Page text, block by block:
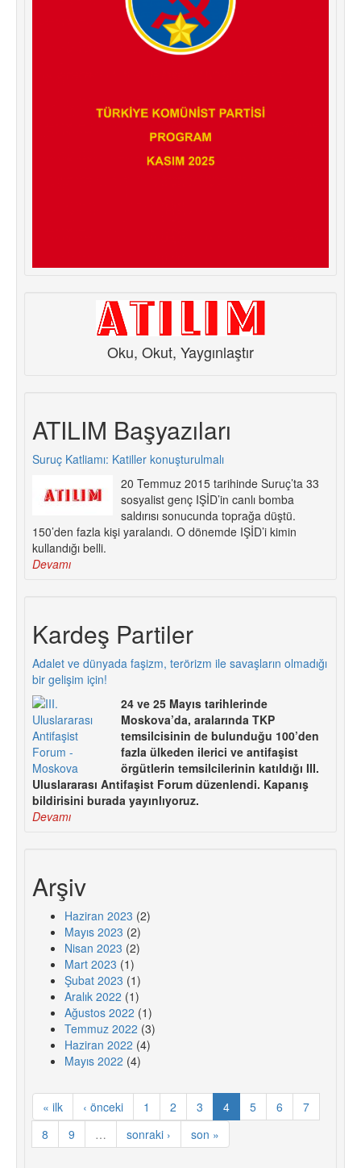
Oku, Okut, Yaygınlaştır
ATILIM Başyazıları
Suruç Katliamı: Katiller konuşturulmalı
20 Temmuz 2015 tarihinde Suruç’ta 33
sosyalist genç IŞİD’in canlı bomba
saldırısı sonucunda toprağa düştü.
150’den fazla kişi yaralandı. O dönemde IŞİD’i kimin
kullandığı belli.
Devamı
Kardeş Partiler
Adalet ve dünyada faşizm, terörizm ile savaşların olmadığı
bir gelişim için!
24 ve 25 Mayıs tarihlerinde
Moskova’da, aralarında TKP
temsilcisinin de bulunduğu 100’den
fazla ülkeden ilerici ve antifaşist
örgütlerin temsilcilerinin katıldığı III.
Uluslararası Antifaşist Forum düzenlendi. Kapanış
bildirisini burada yayınlıyoruz.
Devamı
Arşiv
Haziran 2023 (2)
Mayıs 2023 (2)
Nisan 2023 (2)
Mart 2023 (1)
Şubat 2023 (1)
Aralık 2022 (1)
Ağustos 2022 (1)
Temmuz 2022 (3)
Haziran 2022 (4)
Mayıs 2022 (4)
« ilk ‹ önceki 1 2 3 4 5 6
7
8
9 … sonraki › son »